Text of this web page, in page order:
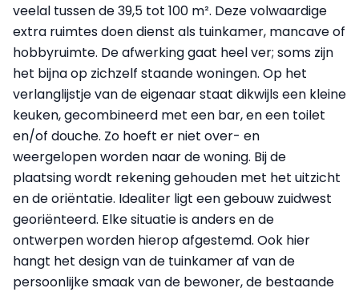
veelal tussen de 39,5 tot 100 m². Deze volwaardige
extra ruimtes doen dienst als tuinkamer, mancave of
hobbyruimte. De afwerking gaat heel ver; soms zijn
het bijna op zichzelf staande woningen. Op het
verlanglijstje van de eigenaar staat dikwijls een kleine
keuken, gecombineerd met een bar, en een toilet
en/of douche. Zo hoeft er niet over- en
weergelopen worden naar de woning. Bij de
plaatsing wordt rekening gehouden met het uitzicht
en de oriëntatie. Idealiter ligt een gebouw zuidwest
georiënteerd. Elke situatie is anders en de
ontwerpen worden hierop afgestemd. Ook hier
hangt het design van de tuinkamer af van de
persoonlijke smaak van de bewoner, de bestaande